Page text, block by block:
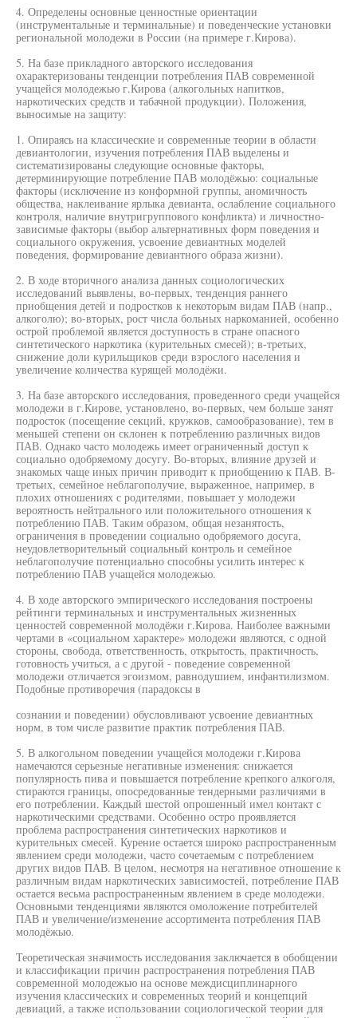
4. Определены основные ценностные ориентации
(инструментальные и терминальные) и поведенческие установки
региональной молодежи в России (на примере г.Кирова).
5. На базе прикладного авторского исследования
охарактеризованы тенденции потребления ПАВ современной
учащейся молодежью г.Кирова (алкогольных напитков,
наркотических средств и табачной продукции). Положения,
выносимые на защиту:
1. Опираясь на классические и современные теории в области
девиантологии, изучения потребления ПАВ выделены и
систематизированы следующие основные факторы,
детерминирующие потребление ПАВ молодёжью: социальные
факторы (исключение из конформной группы, аномичность
общества, наклеивание ярлыка девианта, ослабление социального
контроля, наличие внутригруппового конфликта) и личностно-
зависимые факторы (выбор альтернативных форм поведения и
социального окружения, усвоение девиантных моделей
поведения, формирование девиантного образа жизни).
2. В ходе вторичного анализа данных социологических
исследований выявлены, во-первых, тенденция раннего
приобщения детей и подростков к некоторым видам ПАВ (напр.,
алкоголю); во-вторых, рост числа больных наркоманией, особенно
острой проблемой является доступность в стране опасного
синтетического наркотика (курительных смесей); в-третьих,
снижение доли курильщиков среди взрослого населения и
увеличение количества курящей молодёжи.
3. На базе авторского исследования, проведенного среди учащейся
молодежи в г.Кирове, установлено, во-первых, чем больше занят
подросток (посещение секций, кружков, самообразование), тем в
меньшей степени он склонен к потреблению различных видов
ПАВ. Однако часто молодежь имеет ограниченный доступ к
социально одобряемому досугу. Во-вторых, влияние друзей и
знакомых чаще иных причин приводит к приобщению к ПАВ. В-
третьих, семейное неблагополучие, выраженное, например, в
плохих отношениях с родителями, повышает у молодежи
вероятность нейтрального или положительного отношения к
потреблению ПАВ. Таким образом, общая незанятость,
ограничения в проведении социально одобряемого досуга,
неудовлетворительный социальный контроль и семейное
неблагополучие потенциально способны усилить интерес к
потреблению ПАВ учащейся молодежью.
4. В ходе авторского эмпирического исследования построены
рейтинги терминальных и инструментальных жизненных
ценностей современной молодёжи г.Кирова. Наиболее важными
чертами в «социальном характере» молодежи являются, с одной
стороны, свобода, ответственность, открытость, практичность,
готовность учиться, а с другой - поведение современной
молодежи отличается эгоизмом, равнодушием, инфантилизмом.
Подобные противоречия (парадоксы в
сознании и поведении) обусловливают усвоение девиантных
норм, в том числе развитие практик потребления ПАВ.
5. В алкогольном поведении учащейся молодежи г.Кирова
намечаются серьезные негативные изменения: снижается
популярность пива и повышается потребление крепкого алкоголя,
стираются границы, опосредованные тендерными различиями в
его потреблении. Каждый шестой опрошенный имел контакт с
наркотическими средствами. Особенно остро проявляется
проблема распространения синтетических наркотиков и
курительных смесей. Курение остается широко распространенным
явлением среди молодежи, часто сочетаемым с потреблением
других видов ПАВ. В целом, несмотря на негативное отношение к
различным видам наркотических зависимостей, потребление ПАВ
остается весьма распространенным явлением в среде молодежи.
Основными тенденциями являются омоложение потребителей
ПАВ и увеличение/изменение ассортимента потребления ПАВ
молодёжью.
Теоретическая значимость исследования заключается в обобщении
и классификации причин распространения потребления ПАВ
современной молодежью на основе междисциплинарного
изучения классических и современных теорий и концепций
девиаций, а также использовании социологической теории для